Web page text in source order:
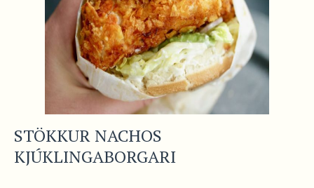
STÖKKUR NACHOS
KJÚKLINGABORGARI